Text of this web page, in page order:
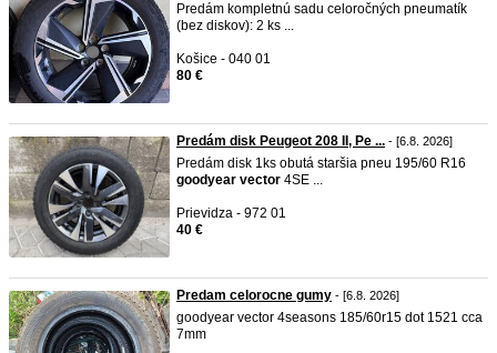
Predám kompletnú sadu celoročných pneumatík
(bez diskov): 2 ks ...
Košice - 040 01
80 €
Predám disk Peugeot 208 II, Pe ... - [6.8. 2026]
Predám disk 1ks obutá staršia pneu 195/60 R16
goodyear vector 4SE ...
Prievidza - 972 01
40 €
Predam celorocne gumy - [6.8. 2026]
goodyear vector 4seasons 185/60r15 dot 1521 cca
7mm